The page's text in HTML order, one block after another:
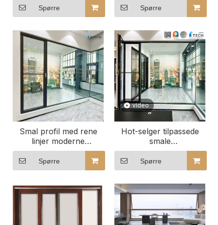
Spørre Spørre
Smal profil med rene
linjer moderne
smalrammede
aluminiumsvinduer for
byrom
Spørre
video
Hot-selger tilpassede
smale
aluminiumsvinduer
egnet for kontorbygg
hjemmedekorasjon
Spørre